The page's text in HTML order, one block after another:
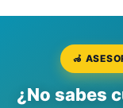
🦽
¿No sabes